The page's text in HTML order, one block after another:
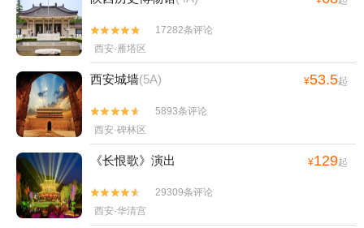


17282条评论
西安·雁塔区
西安城墙(5A) ¥53.5起


5893条评论
西安·碑林区
《长恨歌》演出 ¥129起


29309条评论
西安·华清宫